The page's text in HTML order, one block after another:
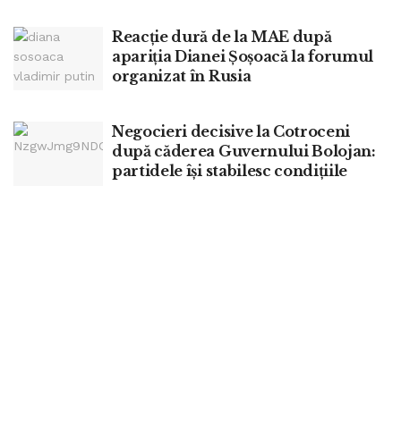
Reacție dură de la MAE după
apariția Dianei Șoșoacă la forumul
organizat în Rusia
Negocieri decisive la Cotroceni
după căderea Guvernului Bolojan:
partidele își stabilesc condițiile